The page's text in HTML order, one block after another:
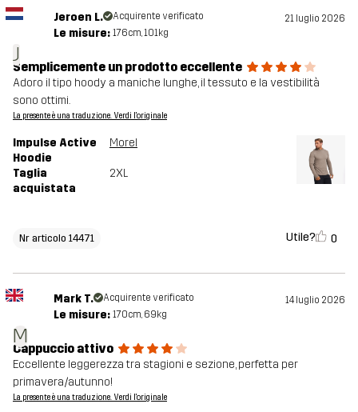
J
Jeroen L. Acquirente verificato 21 luglio 2026
Le misure: 176cm, 101kg
Semplicemente un prodotto eccellente
Adoro il tipo hoody a maniche lunghe, il tessuto e la vestibilità
sono ottimi.
La presente è una traduzione. Verdi l'originale
Impulse Active
Hoodie
Morel
Taglia
acquistata
2XL
Nr articolo 14471 Utile? 0
M
Mark T. Acquirente verificato 14 luglio 2026
Le misure: 170cm, 69kg
Cappuccio attivo
Eccellente leggerezza tra stagioni e sezione, perfetta per
primavera/autunno!
La presente è una traduzione. Verdi l'originale